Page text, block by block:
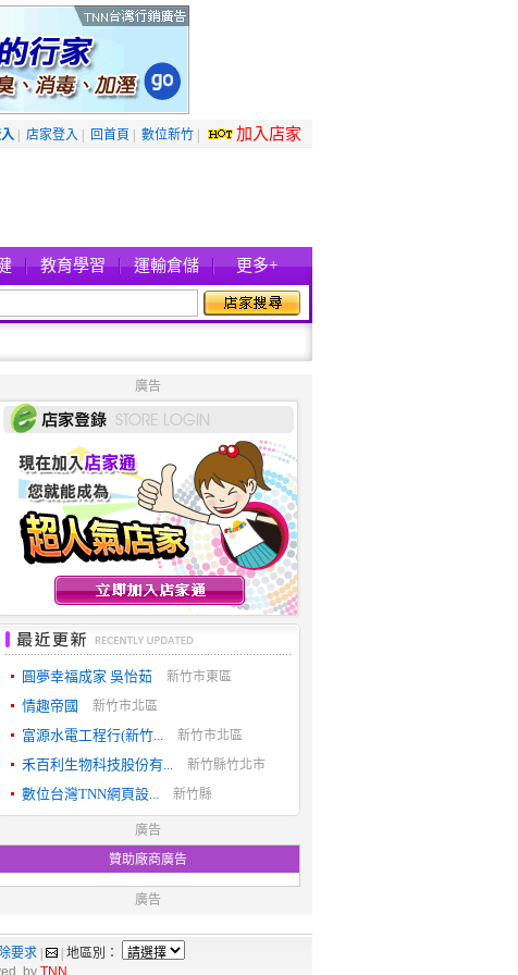
| 店家登入 回首頁 數位新竹| 加入店家
教育學習 運輸倉儲 更多+
廣告
圓夢幸福成家 吳怡茹 新竹市東區
情趣帝國 新竹市北區
富源水電工程行(新竹... 新竹市北區
禾百利生物科技股份有... 新竹縣竹北市
數位台灣TNN網頁設... 新竹縣
廣告
贊助廠商廣告
廣告
要求
地區別：
by TNN